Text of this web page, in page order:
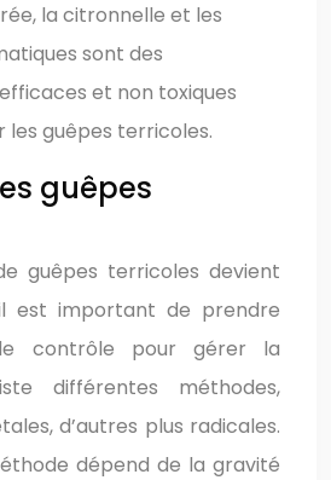
la citronnelle et les
sont des
et non toxiques
les guêpes terricoles.
guêpes
guêpes terricoles devient
est important de prendre
contrôle pour gérer la
différentes méthodes,
d’autres plus radicales.
dépend de la gravité